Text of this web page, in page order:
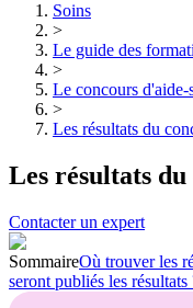
Soins
>
Le guide des
>
Le concours d'aide-
>
Les résultats du
Les résultats
Contacter un expert
SommaireOù trouver les
seront publiés les résultats